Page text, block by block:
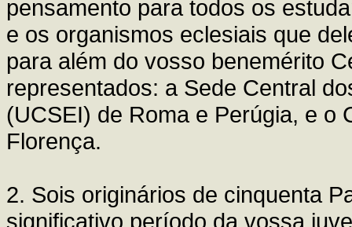
pensamento para todos os
e os organismos eclesiais que
para além do vosso benemérito
representados: a Sede Central
(UCSEI) de Roma e Perúgia, e o
Florença.
2. Sois originários de cinquenta
significativo período da vossa